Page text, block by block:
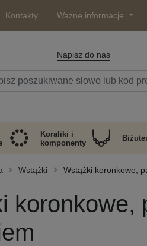
Kontakty Ważne informacje
Napisz do nas
Koraliki i
komponenty
Wstążki Wstążki koronkowe,
koronkowe,